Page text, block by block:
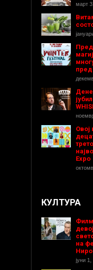
март
пред
Овој
Expo
КУЛТУРА
на
Ниро
јуни